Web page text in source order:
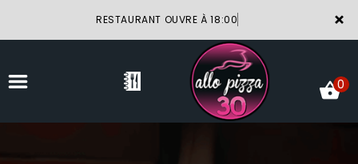
×
RESTAURANT OUVRE À 18:00
0